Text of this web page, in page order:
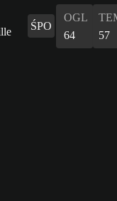
ŚPO
OGL
64
57